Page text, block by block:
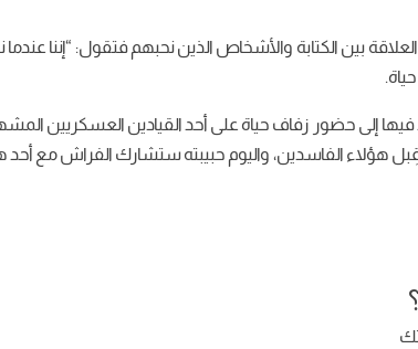
بين الكتابة والأشخاص الذين نحبهم فتقول: “إننا
إلى حضور زفاف حياة على أحد القيادين العسكريين
الفاسدين، واليوم حبيبته ستشارك الفراش مع أحد